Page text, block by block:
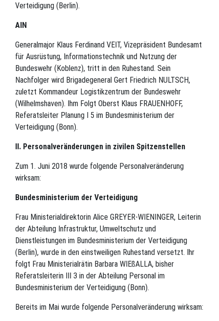
Verteidigung (Berlin).
AIN
Generalmajor Klaus Ferdinand VEIT, Vizepräsident Bundesamt
für Ausrüstung, Informationstechnik und Nutzung der
Bundeswehr (Koblenz), tritt in den Ruhestand. Sein
Nachfolger wird Brigadegeneral Gert Friedrich NULTSCH,
zuletzt Kommandeur Logistikzentrum der Bundeswehr
(Wilhelmshaven). Ihm Folgt Oberst Klaus FRAUENHOFF,
Referatsleiter Planung I 5 im Bundesministerium der
Verteidigung (Bonn).
II. Personalveränderungen in zivilen Spitzenstellen
Zum 1. Juni 2018 wurde folgende Personalveränderung
wirksam:
Bundesministerium der Verteidigung
Frau Ministerialdirektorin Alice GREYER-WIENINGER, Leiterin
der Abteilung Infrastruktur, Umweltschutz und
Dienstleistungen im Bundesministerium der Verteidigung
(Berlin), wurde in den einstweiligen Ruhestand versetzt. Ihr
folgt Frau Ministerialrätin Barbara WIEßALLA, bisher
Referatsleiterin III 3 in der Abteilung Personal im
Bundesministerium der Verteidigung (Bonn).
Bereits im Mai wurde folgende Personalveränderung wirksam: